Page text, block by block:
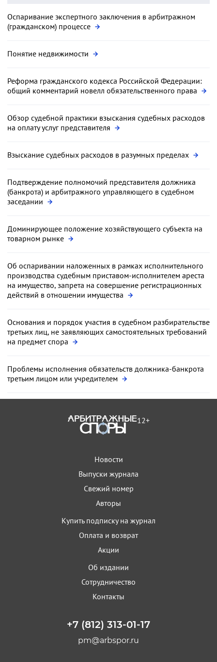
Оспаривание экспертного заключения в арбитражном
(гражданском) процессе
Понятие недвижимости
Реформа гражданского кодекса Российской Федерации:
общий комментарий новелл обязательственного права
Обзор судебной практики взыскания судебных расходов
на оплату услуг представителя
Взыскание судебных расходов в разумных пределах
Подтверждение полномочий представителя должника
(банкрота) и арбитражного управляющего в судебном
заседании
Доминирующее положение хозяйствующего субъекта на
товарном рынке
Об оспаривании наложенных в рамках исполнительного
производства судебным приставом-исполнителем ареста
на имущество, запрета на совершение регистрационных
действий в отношении имущества
Основания и порядок участия в судебном разбирательстве
третьих лиц, не заявляющих самостоятельных требований
на предмет спора
Проблемы исполнения обязательств должника-банкрота
третьим лицом или учредителем
12+
Новости
Выпуски журнала
Свежий номер
Авторы
Купить подписку на журнал
Оплата и возврат
Акции
Об издании
Сотрудничество
Контакты
+7 (812) 313-01-17
pm@arbspor.ru